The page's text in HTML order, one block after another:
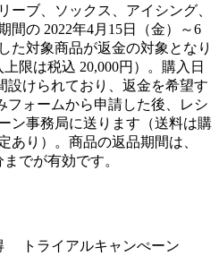
ーブ、ソックス、アイシング、
間の 2022年4月15日（金）～6
た対象商品が返金の対象となり
限は税込 20,000円）。購入日
設けられており、返金を希望す
フォームから申請した後、レシ
ン事務局に送ります（送料は購
あり）。商品の返品期間は、
でが有効です。
トライアルキャンぺーン